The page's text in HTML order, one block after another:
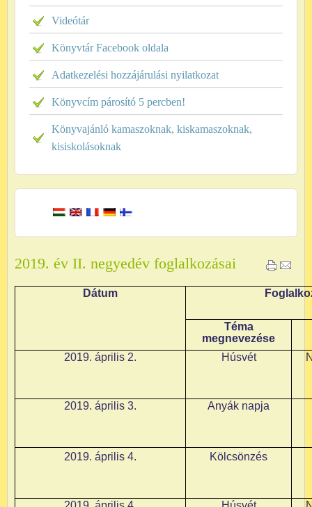
Videótár
Könyvtár Facebook oldala
Adatkezelési hozzájárulási nyilatkozat
Könyvcím párosító 5 percben!
Könyvajánló kamaszoknak, kiskamaszoknak,
kisiskolásoknak
2019. év II. negyedév foglalkozásai
Dátum
Téma
megnevezése
2019. április 2.
Húsvét
2019. április 3. Anyák napja
2019. április 4. Kölcsönzés